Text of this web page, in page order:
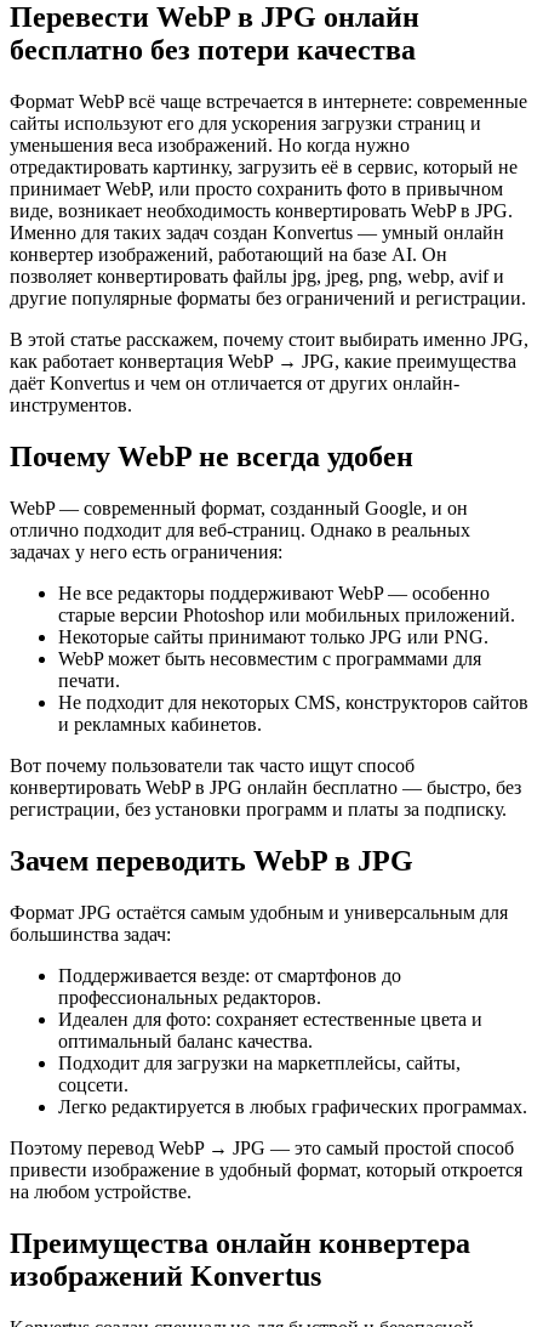
Перевести WebP в JPG онлайн
бесплатно без потери качества
Формат WebP всё чаще встречается в интернете: современные
сайты используют его для ускорения загрузки страниц и
уменьшения веса изображений. Но когда нужно
отредактировать картинку, загрузить её в сервис, который не
принимает WebP, или просто сохранить фото в привычном
виде, возникает необходимость конвертировать WebP в JPG.
Именно для таких задач создан Konvertus — умный онлайн
конвертер изображений, работающий на базе AI. Он
позволяет конвертировать файлы jpg, jpeg, png, webp, avif и
другие популярные форматы без ограничений и регистрации.
В этой статье расскажем, почему стоит выбирать именно JPG,
как работает конвертация WebP → JPG, какие преимущества
даёт Konvertus и чем он отличается от других онлайн-
инструментов.
Почему WebP не всегда удобен
WebP — современный формат, созданный Google, и он
отлично подходит для веб-страниц. Однако в реальных
задачах у него есть ограничения:
Не все редакторы поддерживают WebP — особенно
старые версии Photoshop или мобильных приложений.
Некоторые сайты принимают только JPG или PNG.
WebP может быть несовместим с программами для
печати.
Не подходит для некоторых CMS, конструкторов сайтов
и рекламных кабинетов.
Вот почему пользователи так часто ищут способ
конвертировать WebP в JPG онлайн бесплатно — быстро, без
регистрации, без установки программ и платы за подписку.
Зачем переводить WebP в JPG
Формат JPG остаётся самым удобным и универсальным для
большинства задач:
Поддерживается везде: от смартфонов до
профессиональных редакторов.
Идеален для фото: сохраняет естественные цвета и
оптимальный баланс качества.
Подходит для загрузки на маркетплейсы, сайты,
соцсети.
Легко редактируется в любых графических программах.
Поэтому перевод WebP → JPG — это самый простой способ
привести изображение в удобный формат, который откроется
на любом устройстве.
Преимущества онлайн конвертера
изображений Konvertus